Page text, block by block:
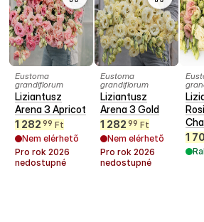
Eustoma
grandiflorum
Liziantusz
Arena 3 Apricot
1 282 99 Ft
Nem elérhető
Pro rok 2026
nedostupné
Eustoma
grandiflorum
Liziantusz
Arena 3 Gold
1 282 99 Ft
Nem elérhető
Pro rok 2026
nedostupné
1